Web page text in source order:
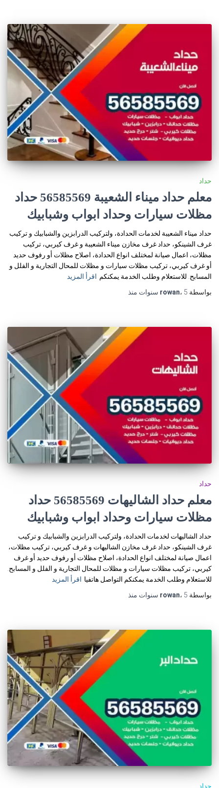
حداد
معلم حداد ميناء الشعيبة 56585569 حداد
مظلات سيارات وحداد ابواب وشبابيك
حداد ميناء الشعيبة لخدمات الحدادة، ولتركيب الدرابزين والشبابيك و تركيب
غرف الشينكو، حداد غرف مخازن ميناء الشعيبة و غرف كيربي، تركيب
مظلات، اعمال صيانة لمختلف انواع الحدادة، اصلاح مظلات أو رفوف حديد
أو غرف كيربي، تركيب مظلات سيارات و مظلات للمحال التجارية و الفلل و
المسابح. للاستعلام وطلب الخدمة يمكنكم اقرأ المزيد
بواسطة
rowan، 5 سنوات منذ
حداد
معلم حداد الشاليهات 56585569 حداد
مظلات سيارات وحداد ابواب وشبابيك
حداد الشاليهات لخدمات الحدادة، ولتركيب الدرابزين والشبابيك و تركيب
غرف الشينكو، حداد غرف مخازن الشاليهات و غرف كيربي، تركيب مظلات،
اعمال صيانة لمختلف انواع الحدادة، اصلاح مظلات أو رفوف حديد أو غرف
كيربي، تركيب مظلات سيارات و مظلات للمحال التجارية و الفلل و المسابح.
للاستعلام وطلب الخدمة يمكنكم التواصل هاتفيا اقرأ المزيد
بواسطة
rowan، 5 سنوات منذ
حداد